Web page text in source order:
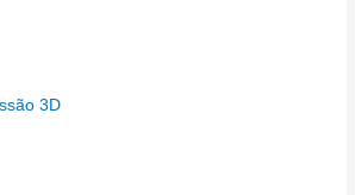
3D